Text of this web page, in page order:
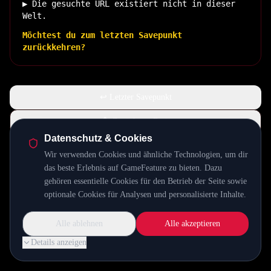
▶ Die gesuchte URL existiert nicht in dieser
Welt.
Möchtest du zum letzten Savepunkt
zurückkehren?
🏠 Zurück zur Basis
INSERT COIN TO CONTINUE...
Datenschutz & Cookies
Wir verwenden Cookies und ähnliche Technologien, um dir
das beste Erlebnis auf GameFeature zu bieten. Dazu
gehören essentielle Cookies für den Betrieb der Seite sowie
optionale Cookies für Analysen und personalisierte Inhalte.
Details anzeigen
Alle ablehnen Alle akzeptieren